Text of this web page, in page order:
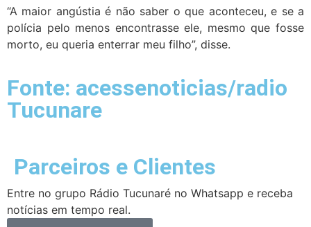
“A maior angústia é não saber o que aconteceu, e se a
polícia pelo menos encontrasse ele, mesmo que fosse
morto, eu queria enterrar meu filho”, disse.
Fonte: acessenoticias/radio
Tucunare
Parceiros e Clientes
Entre no grupo Rádio Tucunaré no Whatsapp e receba
notícias em tempo real.